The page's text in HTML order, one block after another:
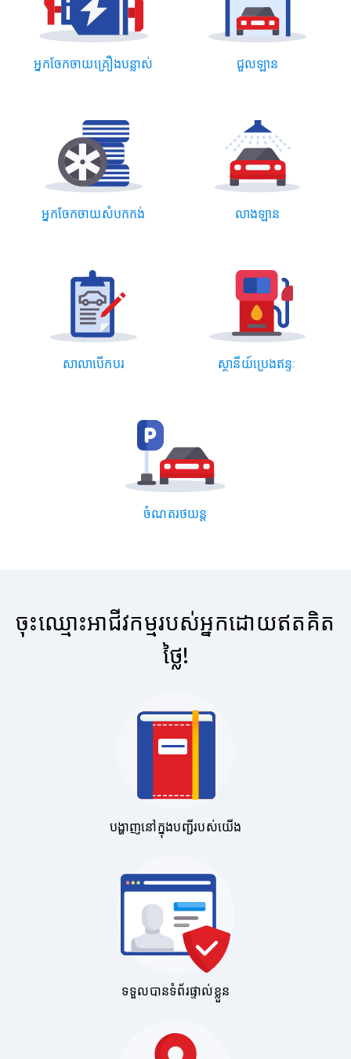
អ្នកចែកចាយគ្រឿងបន្លាស់ ជួលឡាន
អ្នកចែកចាយសំបកកង់ លាង​ឡាន
សាលាបើកបរ ស្ថា​នី​យ៍​ប្រេង​ឥ​ន្ទៈ
ចំណតរថយន្ត
ចុះឈ្មោះអាជីវកម្មរបស់អ្នកដោយឥតគិត
ថ្លៃ!
បង្ហាញនៅក្នុងបញ្ជីរបស់យើង
ទទួលបានទំព័រផ្ទាល់ខ្លួន